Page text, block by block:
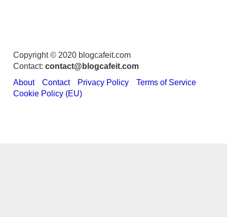
Copyright © 2020 blogcafeit.com
Contact: contact@blogcafeit.com
About
Contact Privacy Policy
Terms of Service
Cookie Policy (EU)